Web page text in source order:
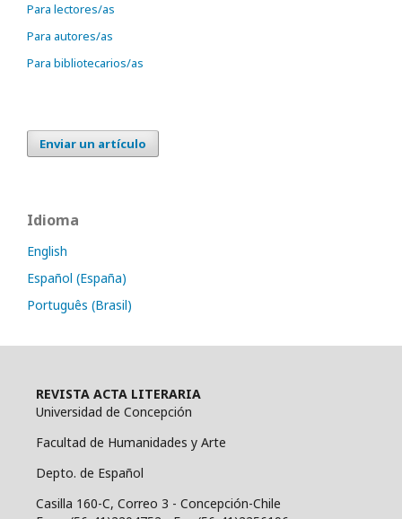
Para lectores/as
Para autores/as
Para bibliotecarios/as
Enviar un artículo
Idioma
English
Español (España)
Português (Brasil)
REVISTA ACTA LITERARIA
Universidad de Concepción
Facultad de Humanidades y Arte
Depto. de Español
Casilla 160-C, Correo 3 - Concepción-Chile